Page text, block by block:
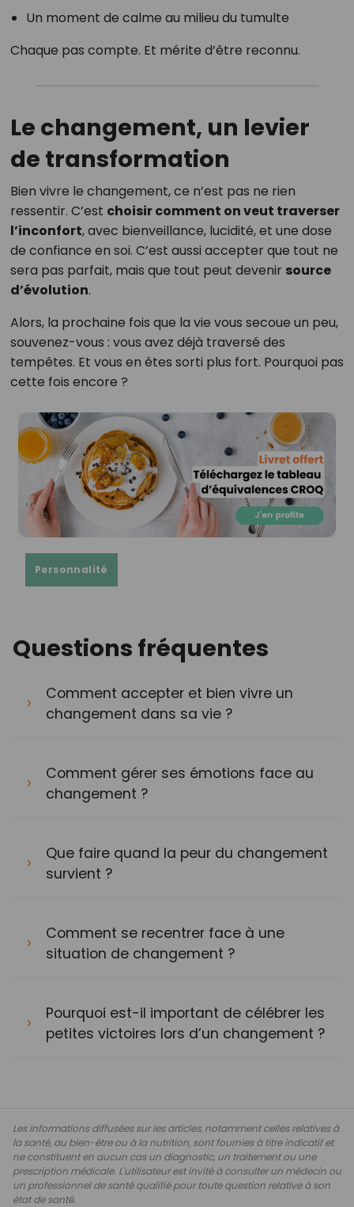
Un moment de calme au milieu du tumulte
Chaque pas compte. Et mérite d’être reconnu.
Le changement, un levier
de transformation
Bien vivre le changement, ce n’est pas ne rien
ressentir. C’est choisir comment on veut traverser
l’inconfort, avec bienveillance, lucidité, et une dose
de confiance en soi. C’est aussi accepter que tout ne
sera pas parfait, mais que tout peut devenir source
d’évolution.
Alors, la prochaine fois que la vie vous secoue un peu,
souvenez-vous : vous avez déjà traversé des
tempêtes. Et vous en êtes sorti plus fort. Pourquoi pas
cette fois encore ?
Personnalité
Questions fréquentes
Comment accepter et bien vivre un
changement dans sa vie ?
Comment gérer ses émotions face au
changement ?
Que faire quand la peur du changement
survient ?
Comment se recentrer face à une
situation de changement ?
Pourquoi est-il important de célébrer les
petites victoires lors d’un changement ?
Les informations diffusées sur les articles, notamment celles relatives à
la santé, au bien-être ou à la nutrition, sont fournies à titre indicatif et
ne constituent en aucun cas un diagnostic, un traitement ou une
prescription médicale. L'utilisateur est invité à consulter un médecin ou
un professionnel de santé qualifié pour toute question relative à son
état de santé.